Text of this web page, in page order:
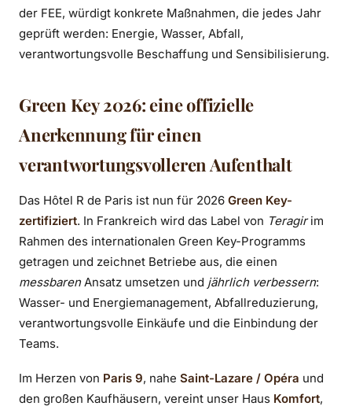
der FEE, würdigt konkrete Maßnahmen, die jedes Jahr
geprüft werden: Energie, Wasser, Abfall,
verantwortungsvolle Beschaffung und Sensibilisierung.
Green Key 2026: eine offizielle
Anerkennung für einen
verantwortungsvolleren Aufenthalt
Das Hôtel R de Paris ist nun für 2026 Green Key-
zertifiziert. In Frankreich wird das Label von Teragirim
Rahmen des internationalen Green Key-Programms
getragen und zeichnet Betriebe aus, die einen
messbarenAnsatz umsetzen und jährlich verbessern:
Wasser- und Energiemanagement, Abfallreduzierung,
verantwortungsvolle Einkäufe und die Einbindung der
Teams.
Im Herzen von Paris 9, nahe Saint-Lazare / Opéra und
den großen Kaufhäusern, vereint unser Haus Komfort,